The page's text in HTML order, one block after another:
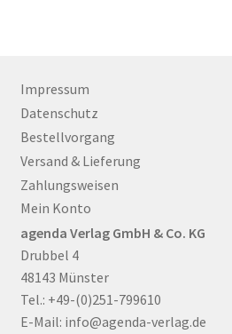
Impressum
Datenschutz
Bestellvorgang
Versand & Lieferung
Zahlungsweisen
Mein Konto
agenda Verlag GmbH & Co. KG
Drubbel 4
48143 Münster
Tel.: +49-(0)251-799610
E-Mail: info@agenda-verlag.de